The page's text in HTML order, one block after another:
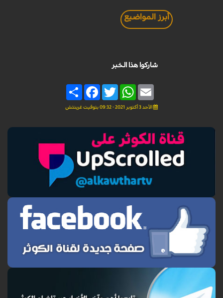
أبرز المواضيع
شاركوا هذا الخبر
Share
FacebookTwitter
WhatsAppEmail
الأحد 3 أكتوبر 2021 - 09:32 بتوقيت غرينتش